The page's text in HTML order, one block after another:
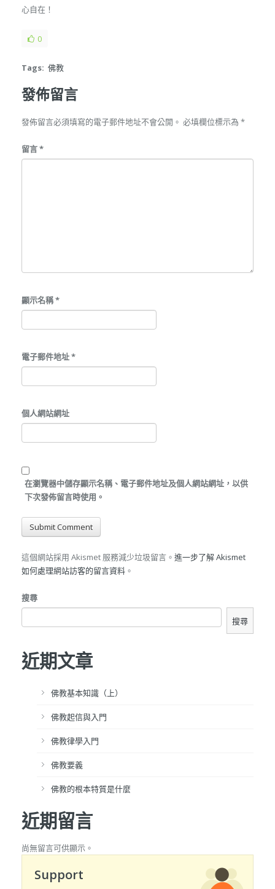
心自在！
0
Tags: 佛教
發佈留言
發佈留言必須填寫的電子郵件地址不會公開。 必填欄位標示為 *
留言*
顯示名稱*
電子郵件地址*
個人網站網址
在瀏覽器中儲存顯示名稱、電子郵件地址及個人網站網址，以供
下次發佈留言時使用。
這個網站採用 Akismet 服務減少垃圾留言。 進一步了解 Akismet
如何處理網站訪客的留言資料 。
搜尋
搜尋
近期文章
佛教基本知識（上）
佛教起信與入門
佛教律學入門
佛教要義
佛教的根本特質是什麼
近期留言
尚無留言可供顯示。
Support